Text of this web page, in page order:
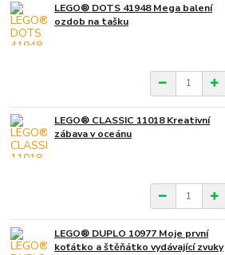
LEGO® DOTS 41948 Mega balení
ozdob na tašku
LEGO® CLASSIC 11018 Kreativní
zábava v oceánu
LEGO® DUPLO 10977 Moje první
koťátko a štěňátko vydávající zvuky